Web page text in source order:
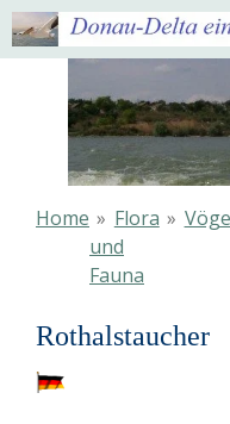
Ga
direct
hoofdinhoud
Home » Flora
und
Fauna
»
Rothalstaucher